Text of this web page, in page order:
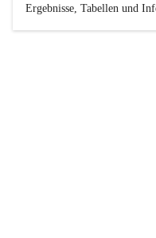
Ergebnisse, Tabellen und